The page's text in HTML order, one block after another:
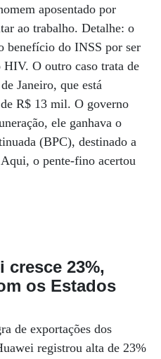
aposentado por
ao trabalho. Detalhe: o
benefício do INSS por ser
O outro caso trata de
Janeiro, que está
R$ 13 mil. O governo
ele ganhava o
(BPC), destinado a
o pente-fino acertou
cresce 23%,
os Estados
de exportações dos
registrou alta de 23%